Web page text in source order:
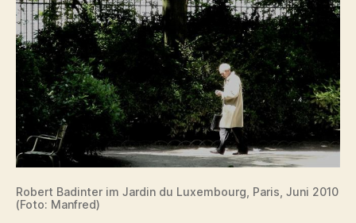
Robert Badinter im Jardin du Luxembourg, Paris, Juni 2010
(Foto: Manfred)